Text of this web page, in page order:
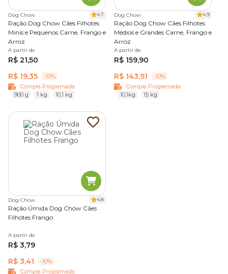
Dog Chow 4.7
Ração Dog Chow Cães Filhotes
Minis e Pequenos Carne, Frango e
Arroz
A partir de
R$ 21,50
R$ 19,35
-10%
Compra Programada
900 g
1 kg 10,1 kg
Dog Chow 4.9
Ração Dog Chow Cães Filhotes
Médios e Grandes Carne, Frango e
Arroz
A partir de
R$ 159,90
R$ 143,91
-10%
Compra Programada
10,1kg
15 kg
Dog Chow 4.8
Ração Úmida Dog Chow Cães
Filhotes Frango
A partir de
R$ 3,79
R$ 3,41
-10%
Compra Programada